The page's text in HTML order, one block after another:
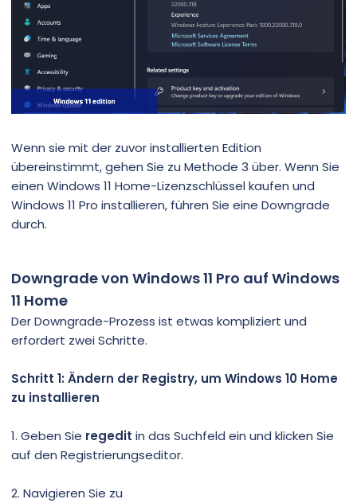
Wenn sie mit der zuvor installierten Edition
übereinstimmt, gehen Sie zu Methode 3 über. Wenn Sie
einen Windows 11 Home-Lizenzschlüssel kaufen und
Windows 11 Pro installieren, führen Sie eine Downgrade
durch.
Downgrade von Windows 11 Pro auf Windows
11 Home
Der Downgrade-Prozess ist etwas kompliziert und
erfordert zwei Schritte.
Schritt 1: Ändern der Registry, um Windows 10 Home
zu installieren
1. Geben Sie regedit in das Suchfeld ein und klicken Sie
auf den Registrierungseditor.
2. Navigieren Sie zu